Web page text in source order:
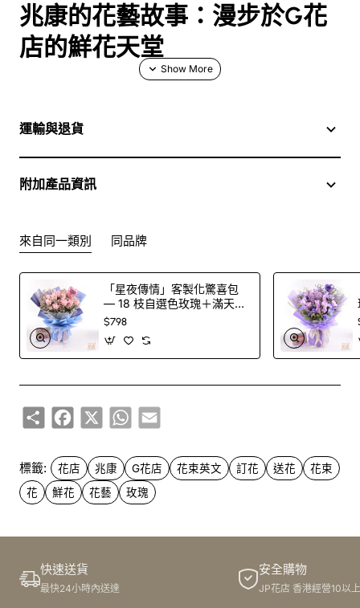
兆康的花藝故事：漫步於G花
店的鮮花天堂
在繁忙的都市中，花的美麗彷彿是那一抹不斷變化的色彩，
讓我們的生活變得更加豐富多彩。在香港這個快節奏的地
方，能找到一個真正讓人放鬆的地方，似乎顯得格外珍貴。
麗的花束傳遞出去。
G花店的魔力：花屋裡的美好
時光
1. 走進G花店的那一刻
一踏進G花店，眼前的花束如同一幅五彩繽紛的畫布，映入
氣中，簡直令人陶醉。尤其是當我看到那一束束色彩鮮豔的
玫瑰，心裡不禁讚嘆：這裡的花藝技術真是高超！
每一束花都承載著特別的意義，對於這家位於兆康的小花
花，能在我心情低落的時候，瞬間讓我感到振奮。G花店的
每一個角落，都彷彿在低語著它自己的故事。
運輸與退貨
附加產品資訊
來自同一類別 同品牌
「星夜傳情」客製化驚喜包
— 18 枝自選色玫瑰＋滿天星
花束＋印字氣球（100 色玫
$798
ShareFacebook
X WhatsApp
Email
標籤: 花店 兆康 G花店 花束英文 訂花 送花
花束
花
鮮花 花藝 玫瑰
快速送貨
最快24小時內送達
安全購物
JP花店 香港經營10以